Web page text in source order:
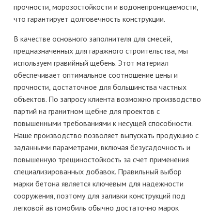
прочности, морозостойкости и водонепроницаемости,
что гарантирует долговечность конструкции.
В качестве основного заполнителя для смесей,
предназначенных для гаражного строительства, мы
используем гравийный щебень. Этот материал
обеспечивает оптимальное соотношение цены и
прочности, достаточное для большинства частных
объектов. По запросу клиента возможно производство
партий на гранитном щебне для проектов с
повышенными требованиями к несущей способности.
Наше производство позволяет выпускать продукцию с
заданными параметрами, включая безусадочность и
повышенную трещиностойкость за счет применения
специализированных добавок. Правильный выбор
марки бетона является ключевым для надежности
сооружения, поэтому для заливки конструкций под
легковой автомобиль обычно достаточно марок